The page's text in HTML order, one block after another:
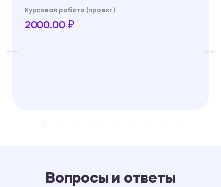
Курсовая работа (проект)
2000.00 ₽
Вопросы и ответы